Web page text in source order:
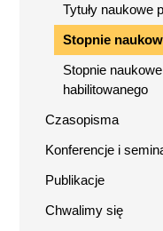
Tytuły naukowe
Stopnie
Stopnie
habilitowanego
Czasopisma
Konferencje i
Publikacje
Chwalimy się